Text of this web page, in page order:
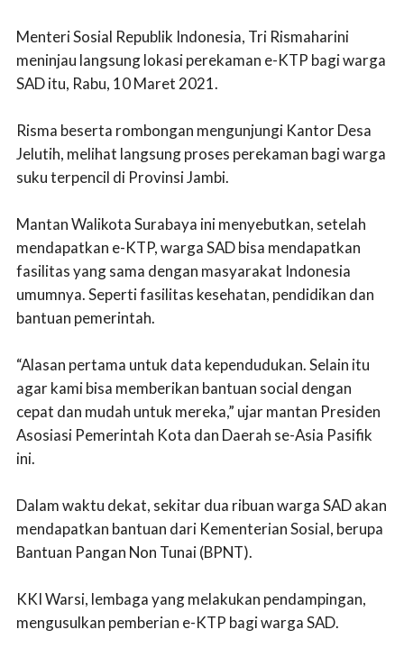
Menteri Sosial Republik Indonesia, Tri Rismaharini
meninjau langsung lokasi perekaman e-KTP bagi warga
SAD itu, Rabu, 10 Maret 2021.
Risma beserta rombongan mengunjungi Kantor Desa
Jelutih, melihat langsung proses perekaman bagi warga
suku terpencil di Provinsi Jambi.
Mantan Walikota Surabaya ini menyebutkan, setelah
mendapatkan e-KTP, warga SAD bisa mendapatkan
fasilitas yang sama dengan masyarakat Indonesia
umumnya. Seperti fasilitas kesehatan, pendidikan dan
bantuan pemerintah.
“Alasan pertama untuk data kependudukan. Selain itu
agar kami bisa memberikan bantuan social dengan
cepat dan mudah untuk mereka,” ujar mantan Presiden
Asosiasi Pemerintah Kota dan Daerah se-Asia Pasifik
ini.
Dalam waktu dekat, sekitar dua ribuan warga SAD akan
mendapatkan bantuan dari Kementerian Sosial, berupa
Bantuan Pangan Non Tunai (BPNT).
KKI Warsi, lembaga yang melakukan pendampingan,
mengusulkan pemberian e-KTP bagi warga SAD.